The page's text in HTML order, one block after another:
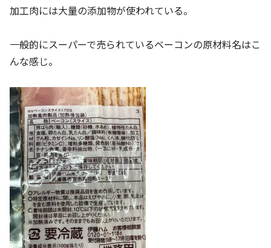
加工肉には大量の添加物が使われている。
一般的にスーパーで売られているベーコンの原材料名はこ
んな感じ。